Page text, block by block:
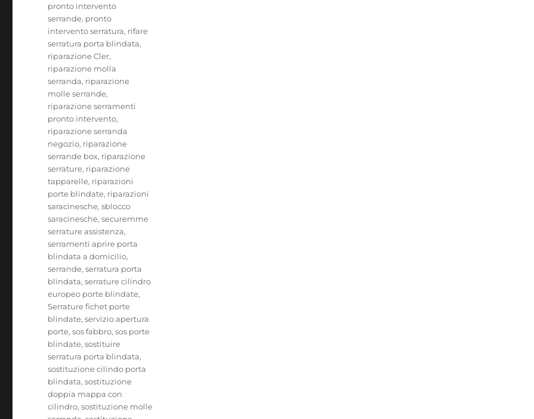
pronto intervento
serrande, pronto
intervento serratura, rifare
serratura porta blindata,
riparazione Cler,
riparazione molla
serranda, riparazione
molle serrande,
riparazione serramenti
pronto intervento,
riparazione serranda
negozio, riparazione
serrande box, riparazione
serrature, riparazione
tapparelle, riparazioni
porte blindate, riparazioni
saracinesche,sblocco
saracinesche,securemme
serrature assistenza,
serramenti aprire porta
blindata a domicilio,
serrande,serratura porta
blindata,serrature cilindro
europeo porte blindate,
Serrature fichet porte
blindate,servizio apertura
porte,sos fabbro,sos porte
blindate,sostituire
serratura porta blindata,
sostituzione cilindo porta
blindata,sostituzione
doppia mappa con
cilindro,sostituzione molle